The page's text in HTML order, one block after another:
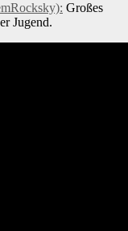
Großes
Jugend.